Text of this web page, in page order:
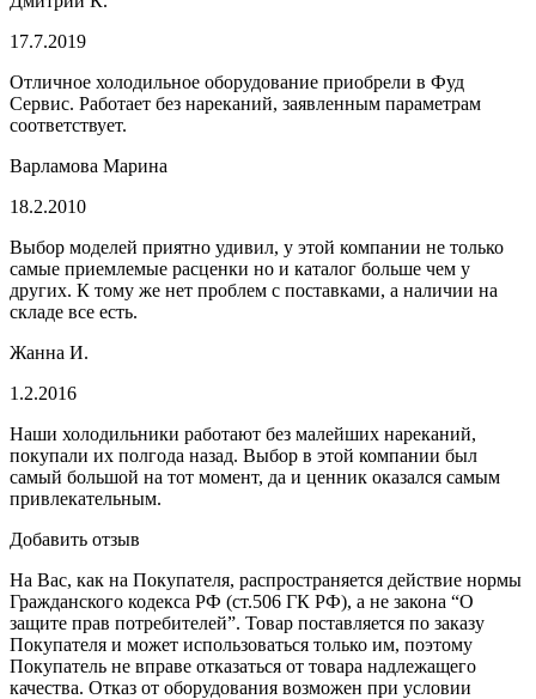
17.7.2019
Отличное холодильное оборудование приобрели в Фуд
Сервис. Работает без нареканий, заявленным параметрам
соответствует.
Варламова Марина
18.2.2010
Выбор моделей приятно удивил, у этой компании не только
самые приемлемые расценки но и каталог больше чем у
других. К тому же нет проблем с поставками, а наличии на
складе все есть.
Жанна И.
1.2.2016
Наши холодильники работают без малейших нареканий,
покупали их полгода назад. Выбор в этой компании был
самый большой на тот момент, да и ценник оказался самым
привлекательным.
Добавить отзыв
На Вас, как на Покупателя, распространяется действие нормы
Гражданского кодекса РФ (ст.506 ГК РФ), а не закона “О
защите прав потребителей”. Товар поставляется по заказу
Покупателя и может использоваться только им, поэтому
Покупатель не вправе отказаться от товара надлежащего
качества. Отказ от оборудования возможен при условии